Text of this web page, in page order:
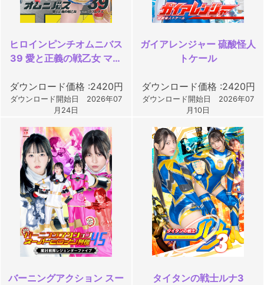
ヒロインピンチオムニバス
39 愛と正義の戦乙女 マー
ダウンロード価格 :2420円
ダウンロード開始日 2026年07
月24日
ガイアレンジャー 硫酸怪人
トケール
ダウンロード価格 :2420円
ダウンロード開始日 2026年07
月10日
バーニングアクション スー
タイタンの戦士ルナ3